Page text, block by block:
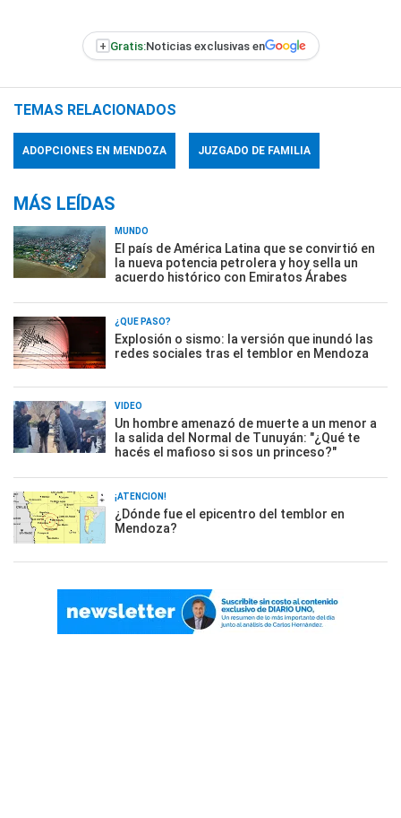
+ Gratis:Noticias exclusivas en
TEMAS RELACIONADOS
ADOPCIONES EN MENDOZA JUZGADO DE FAMILIA
MÁS LEÍDAS
MUNDO
El país de América Latina que se convirtió en
la nueva potencia petrolera y hoy sella un
acuerdo histórico con Emiratos Árabes
¿QUÉ PASÓ?
Explosión o sismo: la versión que inundó las
redes sociales tras el temblor en Mendoza
VIDEO
Un hombre amenazó de muerte a un menor a
la salida del Normal de Tunuyán: "¿Qué te
hacés el mafioso si sos un princeso?"
¡ATENCIÓN!
¿Dónde fue el epicentro del temblor en
Mendoza?